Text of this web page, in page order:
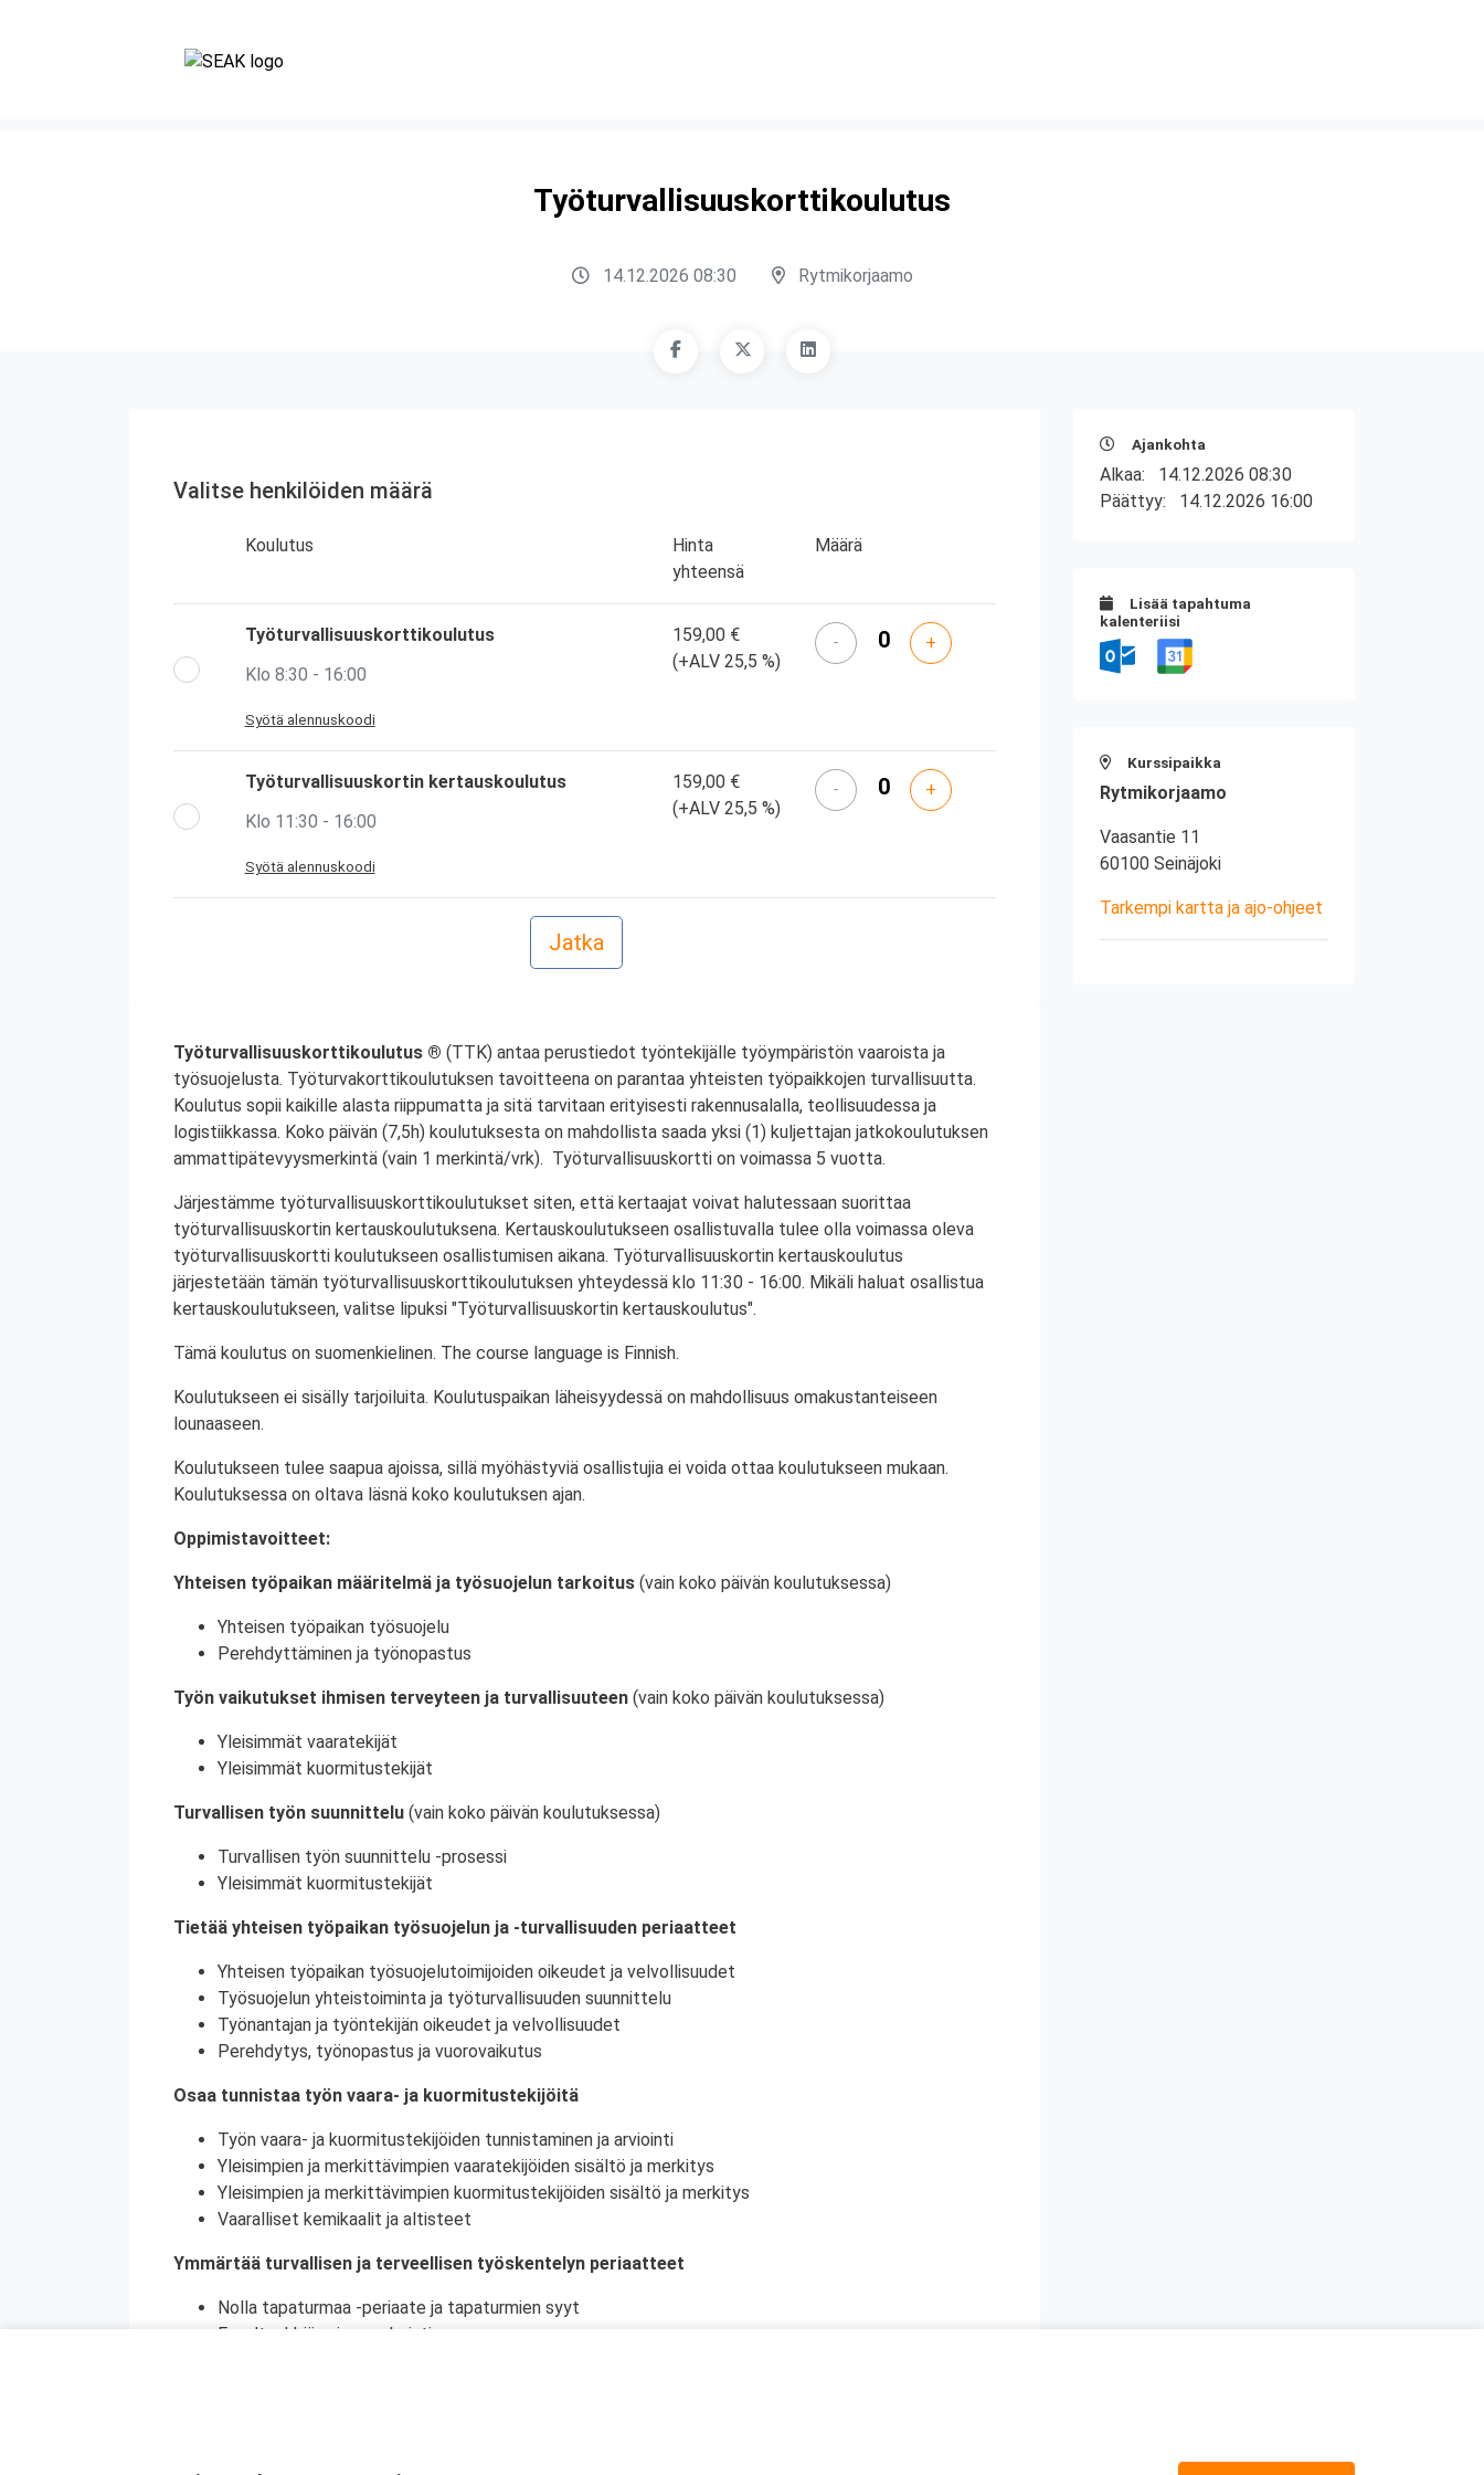
Työturvallisuuskorttikoulutus
14.12.2026 08:30 Rytmikorjaamo
Valitse henkilöiden määrä
Koulutus
Hinta
yhteensä
Määrä
Työturvallisuuskorttikoulutus
Klo 8:30 - 16:00
Syötä alennuskoodi
159,00 €
(+ALV 25,5 %)
- +
Työturvallisuuskortin kertauskoulutus
Klo 11:30 - 16:00
Syötä alennuskoodi
159,00 €
(+ALV 25,5 %)
- +
Työturvallisuuskorttikoulutus ® (TTK) antaa perustiedot työntekijälle työympäristön vaaroista ja
työsuojelusta. Työturvakorttikoulutuksen tavoitteena on parantaa yhteisten työpaikkojen turvallisuutta.
Koulutus sopii kaikille alasta riippumatta ja sitä tarvitaan erityisesti rakennusalalla, teollisuudessa ja
logistiikkassa. Koko päivän (7,5h) koulutuksesta on mahdollista saada yksi (1) kuljettajan jatkokoulutuksen
ammattipätevyysmerkintä (vain 1 merkintä/vrk). Työturvallisuuskortti on voimassa 5 vuotta.
Järjestämme työturvallisuuskorttikoulutukset siten, että kertaajat voivat halutessaan suorittaa
työturvallisuuskortin kertauskoulutuksena. Kertauskoulutukseen osallistuvalla tulee olla voimassa oleva
työturvallisuuskortti koulutukseen osallistumisen aikana. Työturvallisuuskortin kertauskoulutus
järjestetään tämän työturvallisuuskorttikoulutuksen yhteydessä klo 11:30 - 16:00. Mikäli haluat osallistua
kertauskoulutukseen, valitse lipuksi "Työturvallisuuskortin kertauskoulutus".
Tämä koulutus on suomenkielinen. The course language is Finnish.
Koulutukseen ei sisälly tarjoiluita. Koulutuspaikan läheisyydessä on mahdollisuus omakustanteiseen
lounaaseen.
Koulutukseen tulee saapua ajoissa, sillä myöhästyviä osallistujia ei voida ottaa koulutukseen mukaan.
Koulutuksessa on oltava läsnä koko koulutuksen ajan.
Oppimistavoitteet:
Yhteisen työpaikan määritelmä ja työsuojelun tarkoitus (vain koko päivän koulutuksessa)
Yhteisen työpaikan työsuojelu
Perehdyttäminen ja työnopastus
Työn vaikutukset ihmisen terveyteen ja turvallisuuteen (vain koko päivän koulutuksessa)
Yleisimmät vaaratekijät
Yleisimmät kuormitustekijät
Turvallisen työn suunnittelu (vain koko päivän koulutuksessa)
Turvallisen työn suunnittelu -prosessi
Yleisimmät kuormitustekijät
Tietää yhteisen työpaikan työsuojelun ja -turvallisuuden periaatteet
Yhteisen työpaikan työsuojelutoimijoiden oikeudet ja velvollisuudet
Työsuojelun yhteistoiminta ja työturvallisuuden suunnittelu
Työnantajan ja työntekijän oikeudet ja velvollisuudet
Perehdytys, työnopastus ja vuorovaikutus
Osaa tunnistaa työn vaara- ja kuormitustekijöitä
Työn vaara- ja kuormitustekijöiden tunnistaminen ja arviointi
Yleisimpien ja merkittävimpien vaaratekijöiden sisältö ja merkitys
Yleisimpien ja merkittävimpien kuormitustekijöiden sisältö ja merkitys
Vaaralliset kemikaalit ja altisteet
Ymmärtää turvallisen ja terveellisen työskentelyn periaatteet
Nolla tapaturmaa -periaate ja tapaturmien syyt
Ennaltaehkäisy ja ennakointi
Ajankohta
Alkaa: 14.12.2026 08:30
Päättyy: 14.12.2026 16:00
Lisää tapahtuma
kalenteriisi
Kurssipaikka
Rytmikorjaamo
Vaasantie 11
60100 Seinäjoki
Tarkempi kartta ja ajo-ohjeet